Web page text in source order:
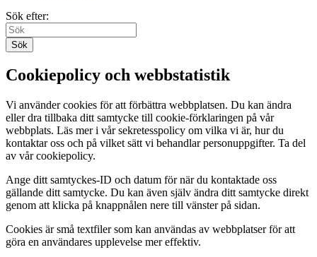
Sök efter:
Sök
Cookiepolicy och webbstatistik
Vi använder cookies för att förbättra webbplatsen. Du kan ändra
eller dra tillbaka ditt samtycke till cookie-förklaringen på vår
webbplats. Läs mer i vår sekretesspolicy om vilka vi är, hur du
kontaktar oss och på vilket sätt vi behandlar personuppgifter. Ta del
av vår cookiepolicy.
Ange ditt samtyckes-ID och datum för när du kontaktade oss
gällande ditt samtycke. Du kan även själv ändra ditt samtycke direkt
genom att klicka på knappnålen nere till vänster på sidan.
Cookies är små textfiler som kan användas av webbplatser för att
göra en användares upplevelse mer effektiv.